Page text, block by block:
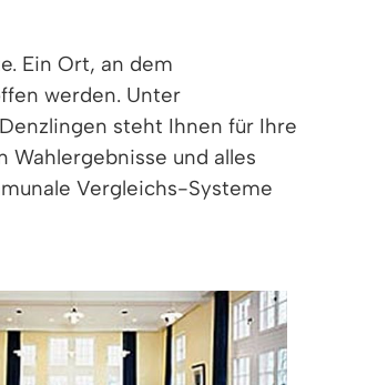
Ein Ort, an dem
werden. Unter
steht Ihnen für Ihre
und alles
Vergleichs-Systeme